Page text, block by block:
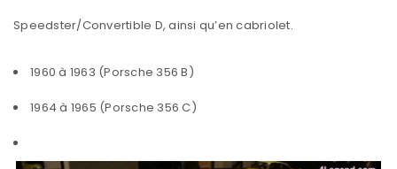
Speedster/Convertible D, ainsi qu’en cabriolet.
1960 à 1963 (Porsche 356 B)
1964 à 1965 (Porsche 356 C)